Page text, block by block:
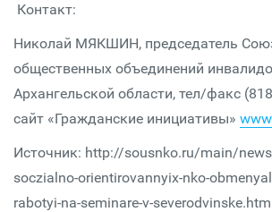
Контакт:
Николай МЯКШИН, председатель
общественных объединений
Архангельской области, тел/факс
сайт «Гражданские инициативы»
Источник: http://sousnko.ru/main/
soczialno-orientirovannyix-nko-
rabotyi-na-seminare-v-